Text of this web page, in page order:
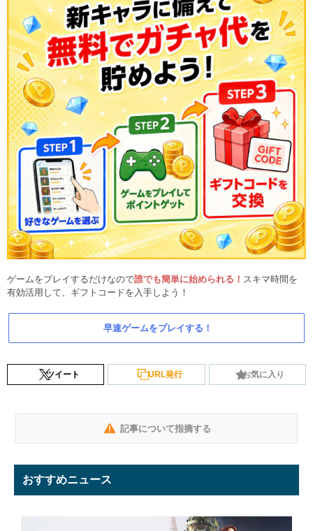
ゲームをプレイするだけなので誰でも簡単に始められる！ スキマ時間を
有効活用して、ギフトコードを入手しよう！
早速ゲームをプレイする！
ツイート URL発行 お気に入り
記事について指摘する
おすすめニュース